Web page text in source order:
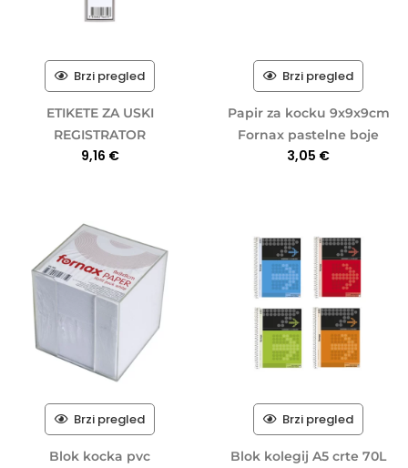
Brzi pregled
ETIKETE ZA USKI
REGISTRATOR
9,16 €
Brzi pregled
Papir za kocku 9x9x9cm
Fornax pastelne boje
3,05 €
Brzi pregled
Blok kocka pvc
Brzi pregled
Blok kolegij A5 crte 70L